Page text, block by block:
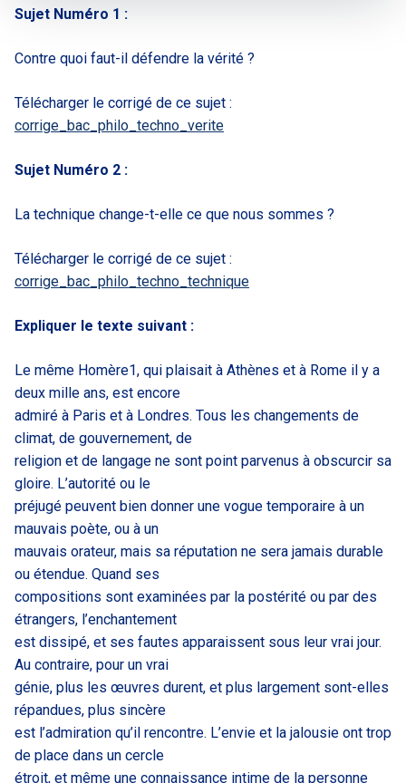
Sujet Numéro 1 :
Contre quoi faut-il défendre la vérité ?
Télécharger le corrigé de ce sujet :
corrige_bac_philo_techno_verite
Sujet Numéro 2 :
La technique change-t-elle ce que nous sommes ?
Télécharger le corrigé de ce sujet :
corrige_bac_philo_techno_technique
Expliquer le texte suivant :
Le même Homère1, qui plaisait à Athènes et à Rome il y a
deux mille ans, est encore
admiré à Paris et à Londres. Tous les changements de
climat, de gouvernement, de
religion et de langage ne sont point parvenus à obscurcir sa
gloire. L’autorité ou le
préjugé peuvent bien donner une vogue temporaire à un
mauvais poète, ou à un
mauvais orateur, mais sa réputation ne sera jamais durable
ou étendue. Quand ses
compositions sont examinées par la postérité ou par des
étrangers, l’enchantement
est dissipé, et ses fautes apparaissent sous leur vrai jour.
Au contraire, pour un vrai
génie, plus les œuvres durent, et plus largement sont-elles
répandues, plus sincère
est l’admiration qu’il rencontre. L’envie et la jalousie ont trop
de place dans un cercle
étroit, et même une connaissance intime de la personne